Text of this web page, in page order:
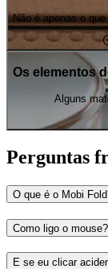
Não é apenas o
Os elementos
Alguns
Perguntas
O que é o Mobi
Como ligo o mouse?
E se eu clicar